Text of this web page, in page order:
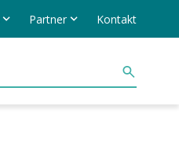
Partner Kontakt